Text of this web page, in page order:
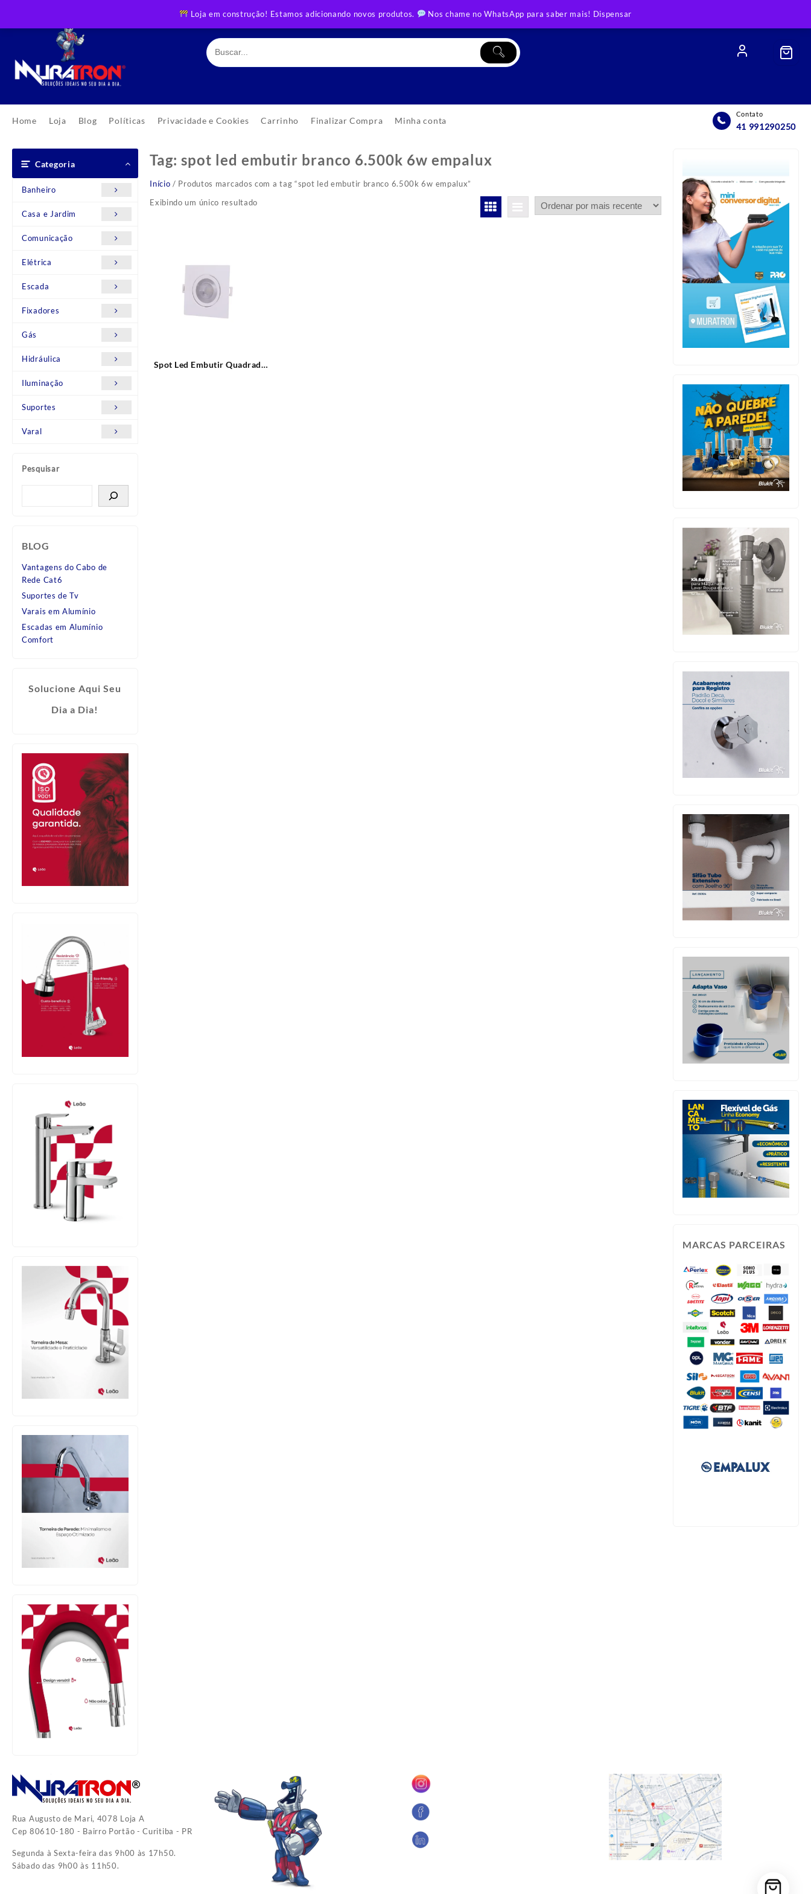
Loja em construção! Estamos adicionando novos produtos. Nos chame no WhatsApp para saber mais! Dispensar
content
Home Loja Blog Políticas Privacidade e Cookies Carrinho Finalizar Compra Minha conta
Contato
41 991290250
Categoria
Banheiro
Casa e Jardim
Comunicação
Elétrica
Escada
Fixadores
Gás
Hidráulica
Iluminação
Suportes
Varal
Pesquisar
BLOG
Vantagens do Cabo de
Rede Cat6
Suportes de Tv
Varais em Alumínio
Escadas em Alumínio
Comfort
Solucione Aqui Seu
Dia a Dia!
Tag:spot led embutir branco 6.500k 6w empalux
Início / Produtos marcados com a tag “spot led embutir branco 6.500k 6w empalux”
Exibindo um único resultado
Spot Led Embutir Quadrado
MARCAS PARCEIRAS
Rua Augusto de Mari, 4078 Loja A
Cep 80610-180 - Bairro Portão - Curitiba - PR
Segunda à Sexta-feira das 9h00 às 17h50.
Sábado das 9h00 às 11h50.